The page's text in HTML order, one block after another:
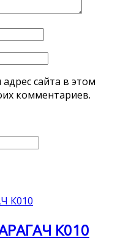
сайта в этом
комментариев.
К010